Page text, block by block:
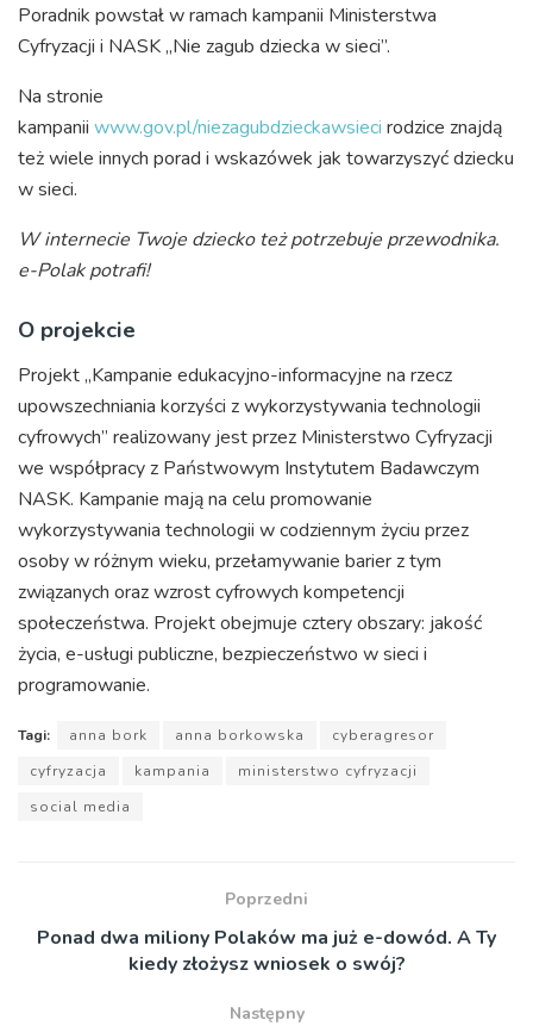
Poradnik powstał w ramach kampanii Ministerstwa
Cyfryzacji i NASK „Nie zagub dziecka w sieci”.
Na stronie
kampanii www.gov.pl/niezagubdzieckawsieci rodzice znajdą
też wiele innych porad i wskazówek jak towarzyszyć dziecku
w sieci.
W internecie Twoje dziecko też potrzebuje przewodnika.
e-Polak potrafi!
O projekcie
Projekt „Kampanie edukacyjno-informacyjne na rzecz
upowszechniania korzyści z wykorzystywania technologii
cyfrowych” realizowany jest przez Ministerstwo Cyfryzacji
we współpracy z Państwowym Instytutem Badawczym
NASK. Kampanie mają na celu promowanie
wykorzystywania technologii w codziennym życiu przez
osoby w różnym wieku, przełamywanie barier z tym
związanych oraz wzrost cyfrowych kompetencji
społeczeństwa. Projekt obejmuje cztery obszary: jakość
życia, e-usługi publiczne, bezpieczeństwo w sieci i
programowanie.
Tagi: anna bork anna borkowska
cyberagresor
cyfryzacja
kampania
ministerstwo cyfryzacji
social media
Poprzedni
Ponad dwa miliony Polaków ma już e-dowód. A Ty
kiedy złożysz wniosek o swój?
Następny